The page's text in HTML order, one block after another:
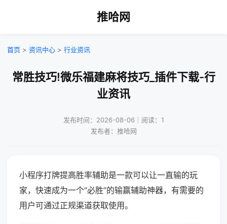
推哈网
首页 > 资讯中心 > 行业资讯
常胜技巧!微乐福建麻将技巧_插件下载-行
业资讯
发布时间：2026-08-06｜阅读：1
发布者：推哈网
小程序打牌提高胜率辅助是一款可以让一直输的玩
家，快速成为一个“必胜”的输赢辅助神器，有需要的
用户可通过正规渠道获取使用。